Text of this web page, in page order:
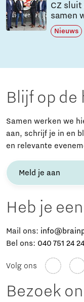
CZ sluit
samen
Nieuws
Blijf op de
Samen werken we
aan, schrijf je in en
en relevante
Meld je aan
Heb je
Mail ons:
Bel ons: 040 751 24 24
Volg ons
Bezoek